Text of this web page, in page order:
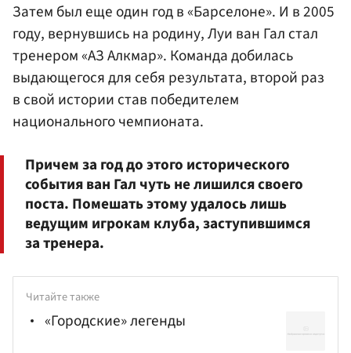
Затем был еще один год в «Барселоне». И в 2005
году, вернувшись на родину, Луи ван Гал стал
тренером «АЗ Алкмар». Команда добилась
выдающегося для себя результата, второй раз
в свой истории став победителем
национального чемпионата.
Причем за год до этого исторического
события ван Гал чуть не лишился своего
поста. Помешать этому удалось лишь
ведущим игрокам клуба, заступившимся
за тренера.
Читайте также
«Городские» легенды